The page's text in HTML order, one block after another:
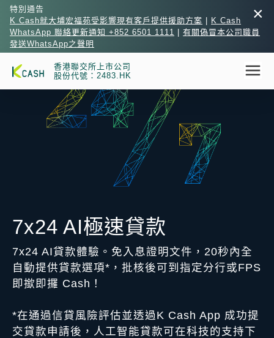
×
特別通告
K Cash就大埔宏福苑受影響現有客戶提供援助方案
K Cash
WhatsApp 聯絡更新通知 +852 6501 1111
有關偽冒本公司職員
發送WhatsApp之聲明
香港聯交所上市公司
股份代號：2483.HK
7x24 AI極速貸款
7x24 AI貸款體驗。免入息證明文件，20秒內全
自動提供貸款選項*，批核後可到指定分行或FPS
即撳即攞 Cash！
*在通過信貸風險評估並透過K Cash App 成功提
交貸款申請後，人工智能貸款可在科技的支持下